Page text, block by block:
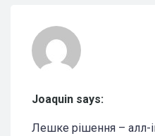
Joaquin says:
Лешке рішення – алл-